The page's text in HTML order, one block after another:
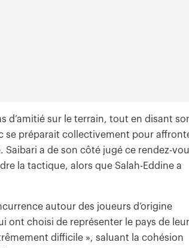
d’amitié sur le terrain, tout en disant
se préparait collectivement pour
Saibari a de son côté jugé ce rendez-
la tactique, alors que Salah-Eddine a
autour des joueurs d’origine
ont choisi de représenter le pays de
difficile », saluant la cohésion